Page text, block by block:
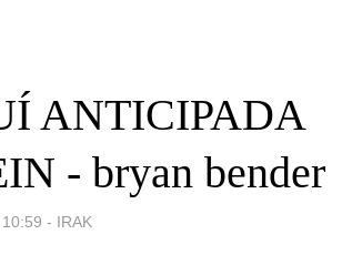
ANTICIPADA
- bryan bender
- IRAK